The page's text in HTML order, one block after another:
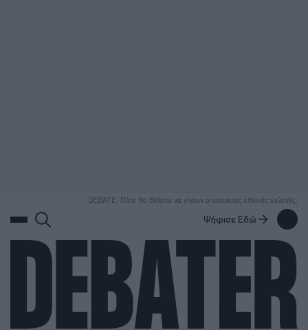
DEBATE: Πότε θα θέλατε να γίνουν οι επόμενες εθνικές εκλογές;
Ψήφισε Εδώ